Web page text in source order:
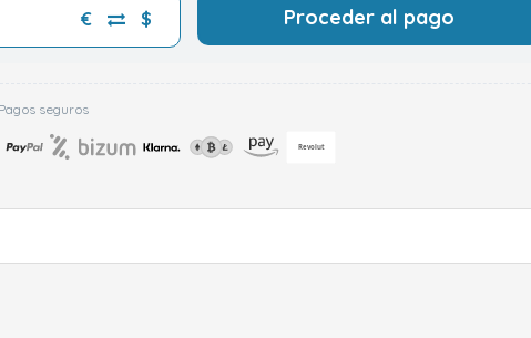
€ $ Proceder al pago
Pagos seguros